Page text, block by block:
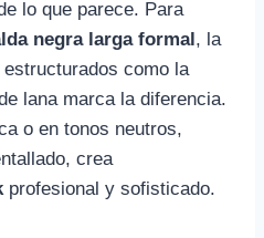
lo que parece. Para
negra larga formal, la
como la
lana marca la diferencia.
o en tonos neutros,
crea
profesional y sofisticado.